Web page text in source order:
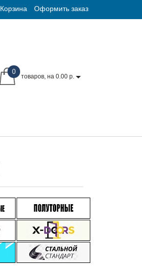
Корзина Оформить заказ
0
товаров, на 0.00 р.